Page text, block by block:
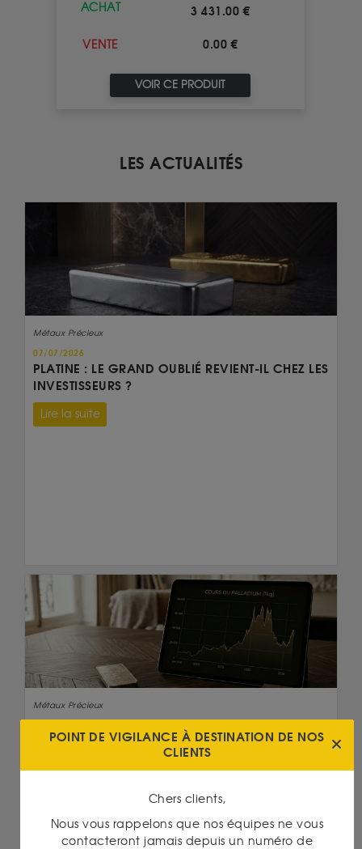
ACHAT 3 431.00 €
VENTE 0.00 €
VOIR CE PRODUIT
LES ACTUALITÉS
Métaux Précieux
07/07/2026
PLATINE : LE GRAND OUBLIÉ REVIENT-IL CHEZ LES
INVESTISSEURS ?
Lire la suite
Métaux Précieux
COMMENT BIEN INVESTIR DANS LE PALLADIUM
POINT DE VIGILANCE À DESTINATION DE NOS
CLIENTS
Chers clients,
Nous vous rappelons que nos équipes ne vous
contacteront jamais depuis un numéro de